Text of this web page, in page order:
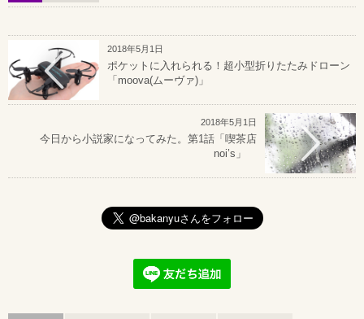
2018年5月1日
ポケットに入れられる！超小型折りたたみドローン
「moova(ムーヴァ)」
2018年5月1日
今日から小説家になってみた。第1話「喫茶店
noi’s」